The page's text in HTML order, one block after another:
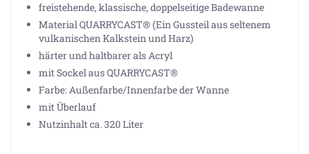
freistehende, klassische, doppelseitige Badewanne
Material QUARRYCAST® (Ein Gussteil aus seltenem
vulkanischen Kalkstein und Harz)
härter und haltbarer als Acryl
mit Sockel aus QUARRYCAST®
Farbe: Außenfarbe/Innenfarbe der Wanne
mit Überlauf
Nutzinhalt ca. 320 Liter